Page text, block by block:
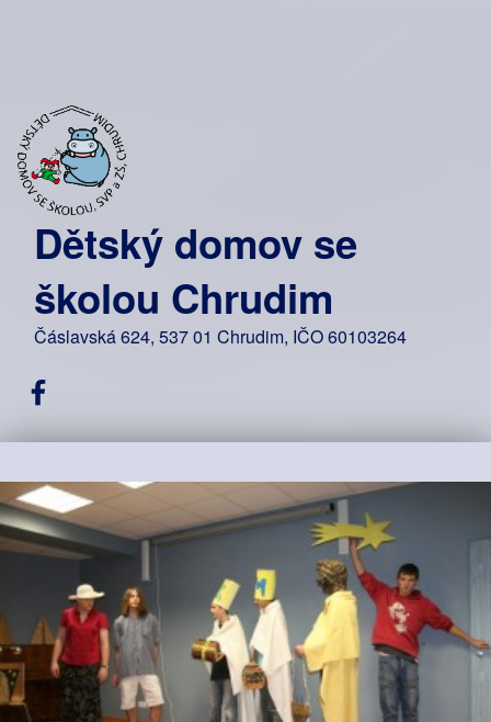
Dětský domov se
školou Chrudim
Čáslavská 624, 537 01 Chrudim, IČO 60103264